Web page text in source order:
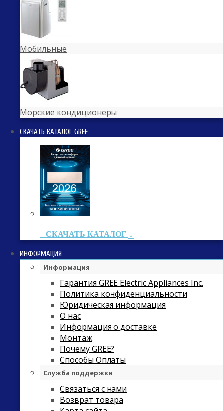
Мобильные
Морские кондиционеры
СКАЧАТЬ КАТАЛОГ GREE
СКАЧАТЬ КАТАЛОГ ↓
ИНФОРМАЦИЯ
Информация
Гарантия GREE Electric Appliances Inc.
Политика конфиденциальности
Юридическая информация
О нас
Информация о доставке
Монтаж
Почему GREE?
Способы Оплаты
Служба поддержки
Связаться с нами
Возврат товара